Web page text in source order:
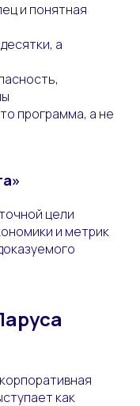
и понятная
а
программа, а не
цели
и метрик
как